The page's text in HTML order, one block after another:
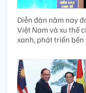
Diễn đàn năm nay
Việt Nam và xu thế
xanh, phát triển bền